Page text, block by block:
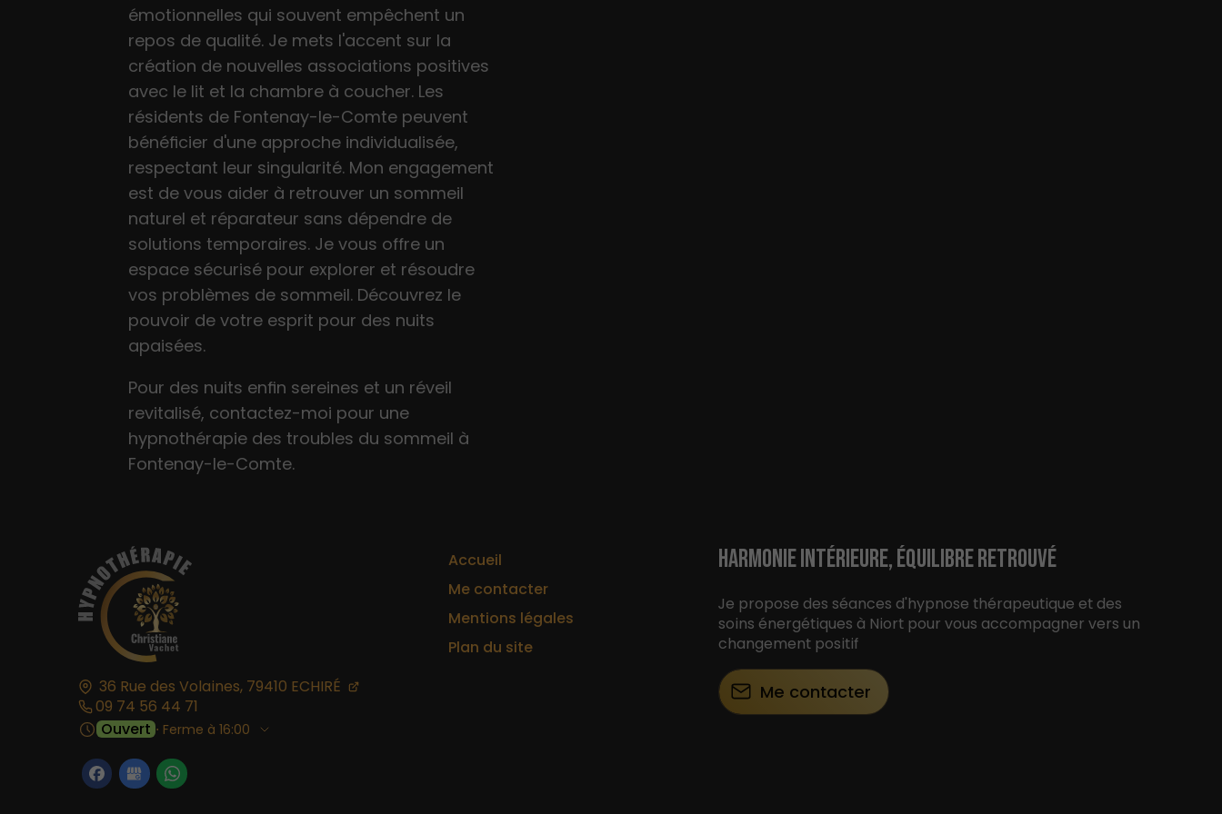
émotionnelles qui souvent empêchent un
repos de qualité. Je mets l'accent sur la
création de nouvelles associations positives
avec le lit et la chambre à coucher. Les
résidents de Fontenay-le-Comte peuvent
bénéficier d'une approche individualisée,
respectant leur singularité. Mon engagement
est de vous aider à retrouver un sommeil
naturel et réparateur sans dépendre de
solutions temporaires. Je vous offre un
espace sécurisé pour explorer et résoudre
vos problèmes de sommeil. Découvrez le
pouvoir de votre esprit pour des nuits
apaisées.
Pour des nuits enfin sereines et un réveil
revitalisé, contactez-moi pour une
hypnothérapie des troubles du sommeil à
Fontenay-le-Comte.
36 Rue des Volaines, 79410 ECHIRÉ
09 74 56 44 71
Ouvert ⋅ Ferme à 16:00
Accueil
Me contacter
Mentions légales
Plan du site
HARMONIE INTÉRIEURE, ÉQUILIBRE RETROUVÉ
Je propose des séances d'hypnose thérapeutique et des
soins énergétiques à Niort pour vous accompagner vers un
changement positif
Me contacter